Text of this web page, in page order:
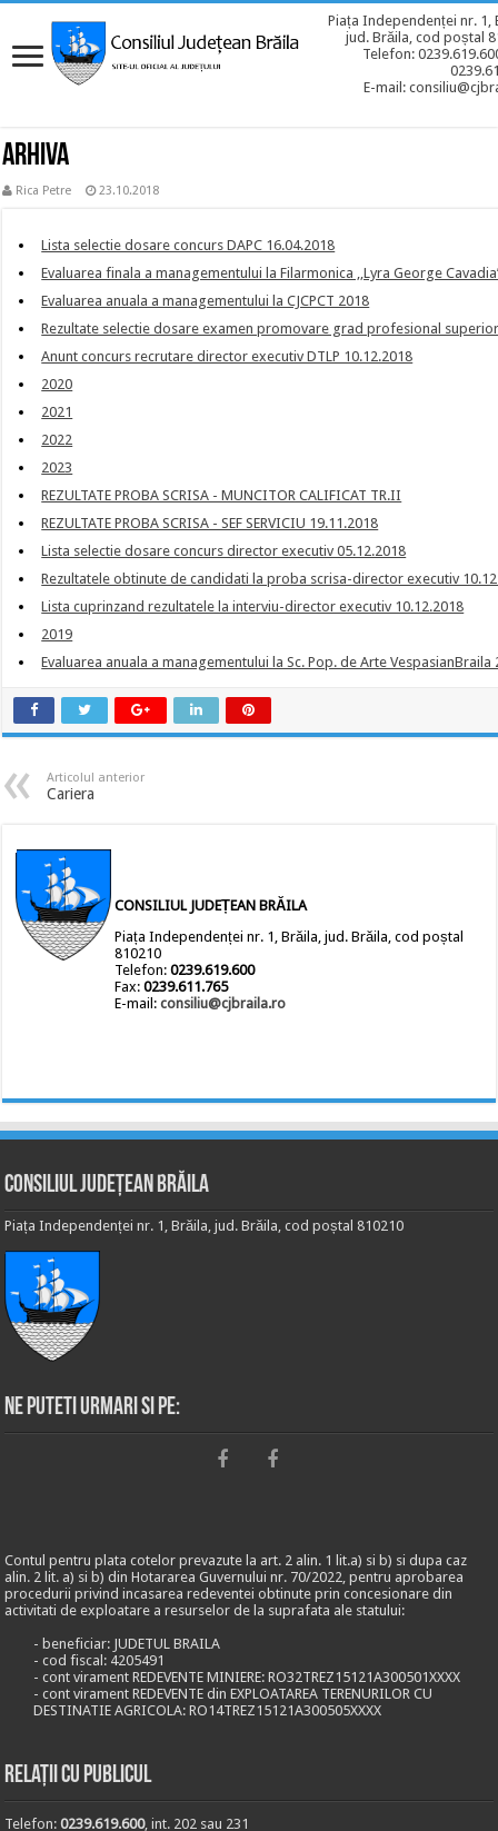
Piața Independenței nr. 1,
jud. Brăila, cod poștal
Telefon:
E-mail:
Arhiva
Rica Petre 23.10.2018
Lista selectie dosare concurs DAPC 16.04.2018
Evaluarea finala a managementului la Filarmonica ,,Lyra George
Evaluarea anuala a managementului la CJCPCT 2018
Rezultate selectie dosare examen promovare grad profesional
Anunt concurs recrutare director executiv DTLP 10.12.2018
2020
2021
2022
2023
REZULTATE PROBA SCRISA - MUNCITOR CALIFICAT TR.II
REZULTATE PROBA SCRISA - SEF SERVICIU 19.11.2018
Lista selectie dosare concurs director executiv 05.12.2018
Rezultatele obtinute de candidati la proba scrisa-director executiv
Lista cuprinzand rezultatele la interviu-director executiv 10.12.2018
2019
Evaluarea anuala a managementului la Sc. Pop. de Arte VespasianBraila
Articolul anterior
Cariera
CONSILIUL JUDEȚEAN BRĂILA
Piața Independenței nr. 1, Brăila, jud. Brăila, cod poștal
810210
Telefon:0239.619.600
Fax:0239.611.765
E-mail:consiliu@cjbraila.ro
Consiliul Județean Brăila
Piața Independenței nr. 1, Brăila, jud. Brăila, cod poștal 810210
Ne puteti urmari si pe:
Contul pentru plata cotelor prevazute la art. 2 alin. 1 lit.a) si b) si dupa caz
alin. 2 lit. a) si b) din Hotararea Guvernului nr. 70/2022, pentru aprobarea
procedurii privind incasarea redeventei obtinute prin concesionare din
activitati de exploatare a resurselor de la suprafata ale statului:
- beneficiar: JUDETUL BRAILA
- cod fiscal: 4205491
- cont virament REDEVENTE MINIERE: RO32TREZ15121A300501XXXX
- cont virament REDEVENTE din EXPLOATAREA TERENURILOR CU
DESTINATIE AGRICOLA: RO14TREZ15121A300505XXXX
Relații cu publicul
Telefon:0239.619.600, int. 202 sau 231